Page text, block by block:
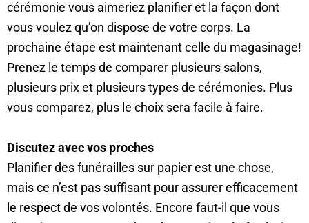
cérémonie vous aimeriez planifier et la façon dont
vous voulez qu’on dispose de votre corps. La
prochaine étape est maintenant celle du magasinage!
Prenez le temps de comparer plusieurs salons,
plusieurs prix et plusieurs types de cérémonies. Plus
vous comparez, plus le choix sera facile à faire.
Discutez avec vos proches
Planifier des funérailles sur papier est une chose,
mais ce n’est pas suffisant pour assurer efficacement
le respect de vos volontés. Encore faut-il que vous